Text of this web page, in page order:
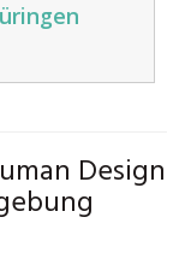
Design